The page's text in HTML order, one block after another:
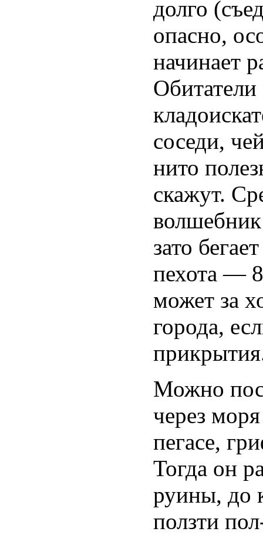
долго
опасно,
начинает
соседи,
нито
скажут.
зато
пехота —
может за
города,
Можно
через
пегасе,
Тогда он
руины, до
ползти